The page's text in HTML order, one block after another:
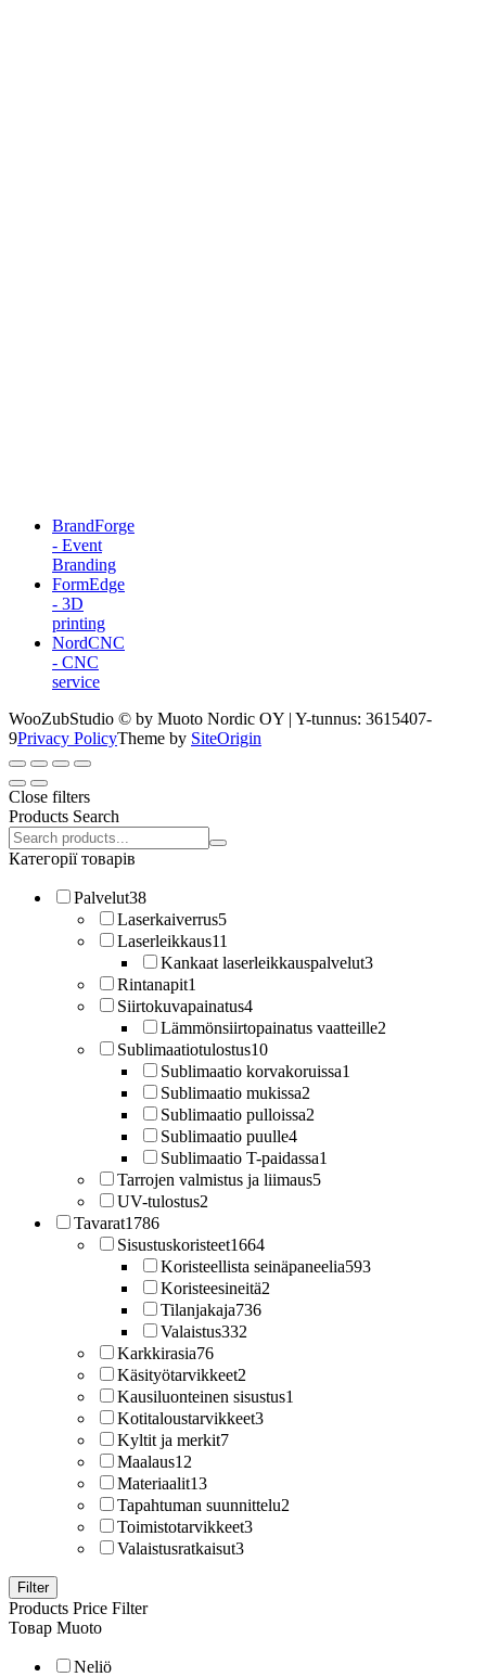
BrandForge
- Event
Branding
FormEdge
- 3D
printing
NordCNC
- CNC
service
WooZubStudio © by Muoto Nordic OY | Y-tunnus: 3615407-
9Privacy PolicyTheme by SiteOrigin
Close filters
Products Search
Search
products:
Категорії товарів
Palvelut38
Laserkaiverrus5
Laserleikkaus11
Kankaat laserleikkauspalvelut3
Rintanapit1
Siirtokuvapainatus4
Lämmönsiirtopainatus vaatteille2
Sublimaatiotulostus10
Sublimaatio korvakoruissa1
Sublimaatio mukissa2
Sublimaatio pulloissa2
Sublimaatio puulle4
Sublimaatio T-paidassa1
Tarrojen valmistus ja liimaus5
UV-tulostus2
Tavarat1786
Sisustuskoristeet1664
Koristeellista seinäpaneelia593
Koristeesineitä2
Tilanjakaja736
Valaistus332
Karkkirasia76
Käsityötarvikkeet2
Kausiluonteinen sisustus1
Kotitaloustarvikkeet3
Kyltit ja merkit7
Maalaus12
Materiaalit13
Tapahtuman suunnittelu2
Toimistotarvikkeet3
Valaistusratkaisut3
Filter
Products Price Filter
Товар Muoto
Neliö